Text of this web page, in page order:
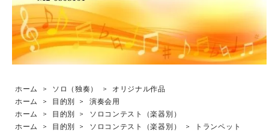
ホーム > ソロ（独奏） >
オリジナル作品
ホーム
> 目的別 >
演奏会用
ホーム
> 目的別 >
ソロコンテスト（楽器別）
ホーム
> 目的別 > ソロコンテスト（楽器別） >
トランペット